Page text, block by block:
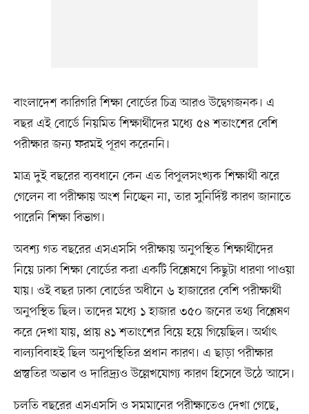
বাংলাদেশ কারিগরি শিক্ষা বোর্ডের চিত্র আরও উদ্বেগজনক। এ
বছর এই বোর্ডে নিয়মিত শিক্ষার্থীদের মধ্যে ৫৪ শতাংশের বেশি
পরীক্ষার জন্য ফরমই পূরণ করেননি।
মাত্র দুই বছরের ব্যবধানে কেন এত বিপুলসংখ্যক শিক্ষার্থী ঝরে
গেলেন বা পরীক্ষায় অংশ নিচ্ছেন না, তার সুনির্দিষ্ট কারণ জানাতে
পারেনি শিক্ষা বিভাগ।
অবশ্য গত বছরের এসএসসি পরীক্ষায় অনুপস্থিত শিক্ষার্থীদের
নিয়ে ঢাকা শিক্ষা বোর্ডের করা একটি বিশ্লেষণে কিছুটা ধারণা পাওয়া
যায়। ওই বছর ঢাকা বোর্ডের অধীনে ৬ হাজারের বেশি পরীক্ষার্থী
অনুপস্থিত ছিল। তাদের মধ্যে ১ হাজার ৩৫০ জনের তথ্য বিশ্লেষণ
করে দেখা যায়, প্রায় ৪১ শতাংশের বিয়ে হয়ে গিয়েছিল। অর্থাৎ
বাল্যবিবাহই ছিল অনুপস্থিতির প্রধান কারণ। এ ছাড়া পরীক্ষার
প্রস্তুতির অভাব ও দারিদ্র্যও উল্লেখযোগ্য কারণ হিসেবে উঠে আসে।
চলতি বছরের এসএসসি ও সমমানের পরীক্ষাতেও দেখা গেছে,